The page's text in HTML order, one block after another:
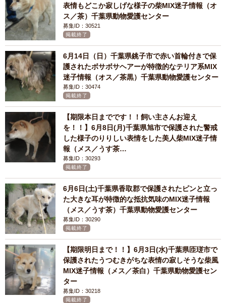
表情もどこか寂しげな様子の柴MIX迷子情報（オ
ス／茶）千葉県動物愛護センター
募集ID：30521
掲載終了
6月14日（日）千葉県銚子市で赤い首輪付きで保
護されたボサボサヘアーが特徴的なテリア系MIX
迷子情報（オス／茶黒）千葉県動物愛護センター
募集ID：30474
掲載終了
【期限本日までです！！飼い主さんお迎え
を！！】6月8日(月)千葉県旭市で保護された警戒
した様子のりりしい表情をした美人柴MIX迷子情
報（メス／うす茶…
募集ID：30293
掲載終了
6月6日(土)千葉県香取郡で保護されたピンと立っ
た大きな耳が特徴的な抵抗気味のMIX迷子情報
（メス／うす茶）千葉県動物愛護センター
募集ID：30290
掲載終了
【期限明日まで！！】6月3日(水)千葉県匝瑳市で
保護されたうつむきがちな表情の寂しそうな柴風
MIX迷子情報（メス／茶白）千葉県動物愛護セン
ター
募集ID：30218
掲載終了